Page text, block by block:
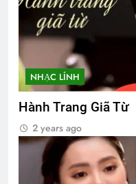
NHẠC LÍNH
Hành Trang Giã Từ
2 years ago